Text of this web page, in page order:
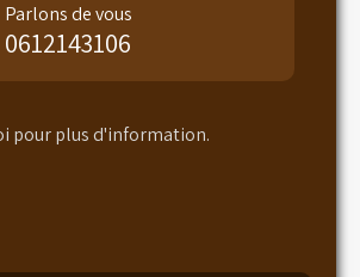
Parlons de vous
0612143106
pour plus d'information.